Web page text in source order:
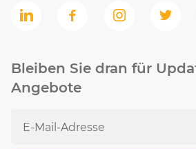
Bleiben Sie dran für
Angebote